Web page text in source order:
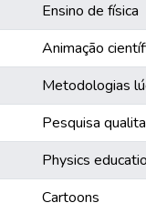
Ensino de física
Animação
Metodologias
Pesquisa
Physics
Cartoons